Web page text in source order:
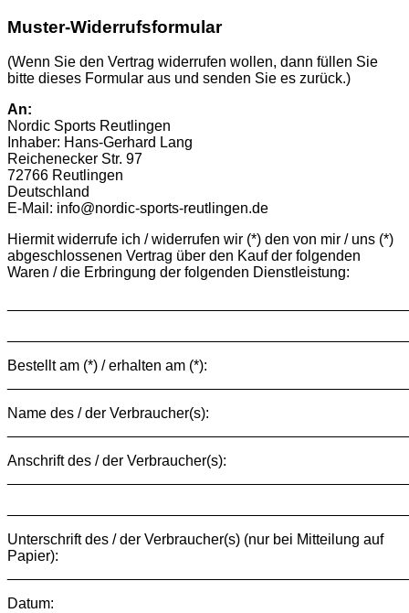
Muster-Widerrufsformular
(Wenn Sie den Vertrag widerrufen wollen, dann füllen Sie
bitte dieses Formular aus und senden Sie es zurück.)
An:
Nordic Sports Reutlingen
Inhaber: Hans-Gerhard Lang
Reichenecker Str. 97
72766 Reutlingen
Deutschland
E-Mail: info@nordic-sports-reutlingen.de
Hiermit widerrufe ich / widerrufen wir (*) den von mir / uns (*)
abgeschlossenen Vertrag über den Kauf der folgenden
Waren / die Erbringung der folgenden Dienstleistung:
Bestellt am (*) / erhalten am (*):
Name des / der Verbraucher(s):
Anschrift des / der Verbraucher(s):
Unterschrift des / der Verbraucher(s) (nur bei Mitteilung auf
Papier):
Datum: